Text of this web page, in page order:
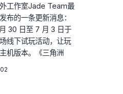
外工作室Jade Team最
布的一条更新消息：
30 日至 7 月 3 日于
线下试玩活动，让玩
机版本。《三角洲